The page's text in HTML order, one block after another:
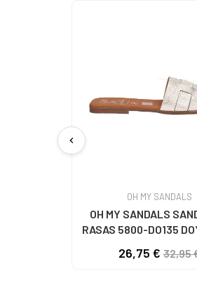
chevron_left
OH MY SANDALS
OH MY SANDALS
RASAS 5800-DO135
26,75 €32,95